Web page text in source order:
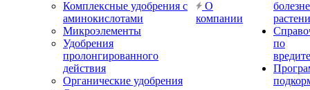
Комплексные удобрения с
аминокислотами
Микроэлементы
Удобрения
пролонгированного
действия
Органические удобрения
О
компании
по